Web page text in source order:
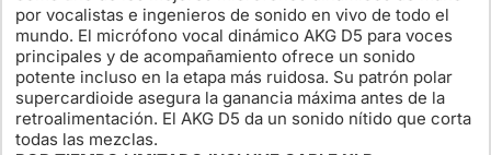
por vocalistas e ingenieros de sonido en vivo de todo el
mundo. El micrófono vocal dinámico AKG D5 para voces
principales y de acompañamiento ofrece un sonido
potente incluso en la etapa más ruidosa. Su patrón polar
supercardioide asegura la ganancia máxima antes de la
retroalimentación. El AKG D5 da un sonido nítido que corta
todas las mezclas.